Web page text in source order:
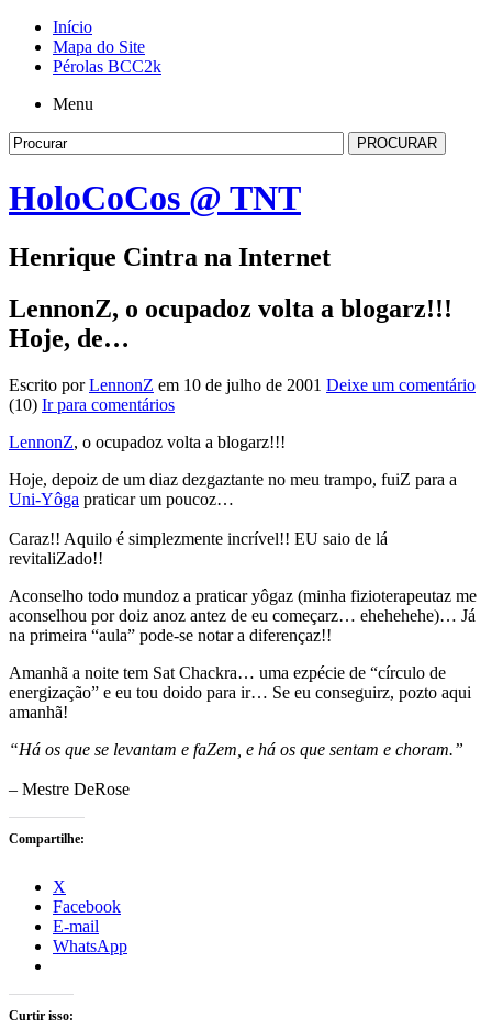
Início
Mapa do Site
Pérolas BCC2k
Menu
HoloCoCos @ TNT
Henrique Cintra na Internet
LennonZ, o ocupadoz volta a blogarz!!!
Hoje, de…
Escrito porLennonZ em 10 de julho de 2001 Deixe um comentário
(10) Ir para comentários
LennonZ, o ocupadoz volta a blogarz!!!
Hoje, depoiz de um diaz dezgaztante no meu trampo, fuiZ para a
Uni-Yôga praticar um poucoz…
Caraz!! Aquilo é simplezmente incrível!! EU saio de lá
revitaliZado!!
Aconselho todo mundoz a praticar yôgaz (minha fizioterapeutaz me
aconselhou por doiz anoz antez de eu começarz… ehehehehe)… Já
na primeira “aula” pode-se notar a diferençaz!!
Amanhã a noite tem Sat Chackra… uma ezpécie de “círculo de
energização” e eu tou doido para ir… Se eu conseguirz, pozto aqui
amanhã!
“Há os que se levantam e faZem, e há os que sentam e choram.”
– Mestre DeRose
Compartilhe:
X
Facebook
E-mail
WhatsApp
Curtir isso: